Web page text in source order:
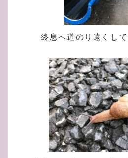
終息へ道のり遠くし